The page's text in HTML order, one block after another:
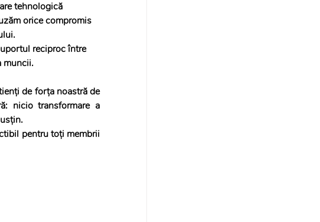
tehnologică
orice compromis
reciproc între
muncii.
de forța noastră de
nicio transformare a
pentru toți membrii